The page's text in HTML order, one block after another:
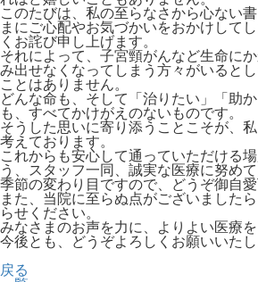
このたびは、私の至らなさから心ない
まにご心配やお気づかいをおかけして
くお詫び申し上げます。
それによって、子宮頸がんなど生命に
み出せなくなってしまう方々がいると
ことはありません。
どんな命も、そして「治りたい」「助
も、すべてかけがえのないものです。
そうした思いに寄り添うことこそが、
考えております。
これからも安心して通っていただける
う、スタッフ一同、誠実な医療に努め
季節の変わり目ですので、どうぞ御自愛
また、当院に至らぬ点がございました
らせください。
みなさまのお声を力に、よりよい医療を
今後とも、どうぞよろしくお願いいたし
戻る